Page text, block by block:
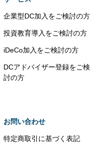
企業型DC加入をご検討の方
投資教育導入をご検討の方
iDeCo加入をご検討の方
DCアドバイザー登録をご検
討の方
お問い合わせ
特定商取引に基づく表記